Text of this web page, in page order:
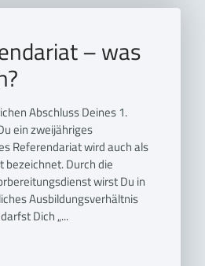
– was
Abschluss Deines 1.
ein zweijähriges
Referendariat wird auch als
Durch die
wirst Du in
Ausbildungsverhältnis
Dich „...